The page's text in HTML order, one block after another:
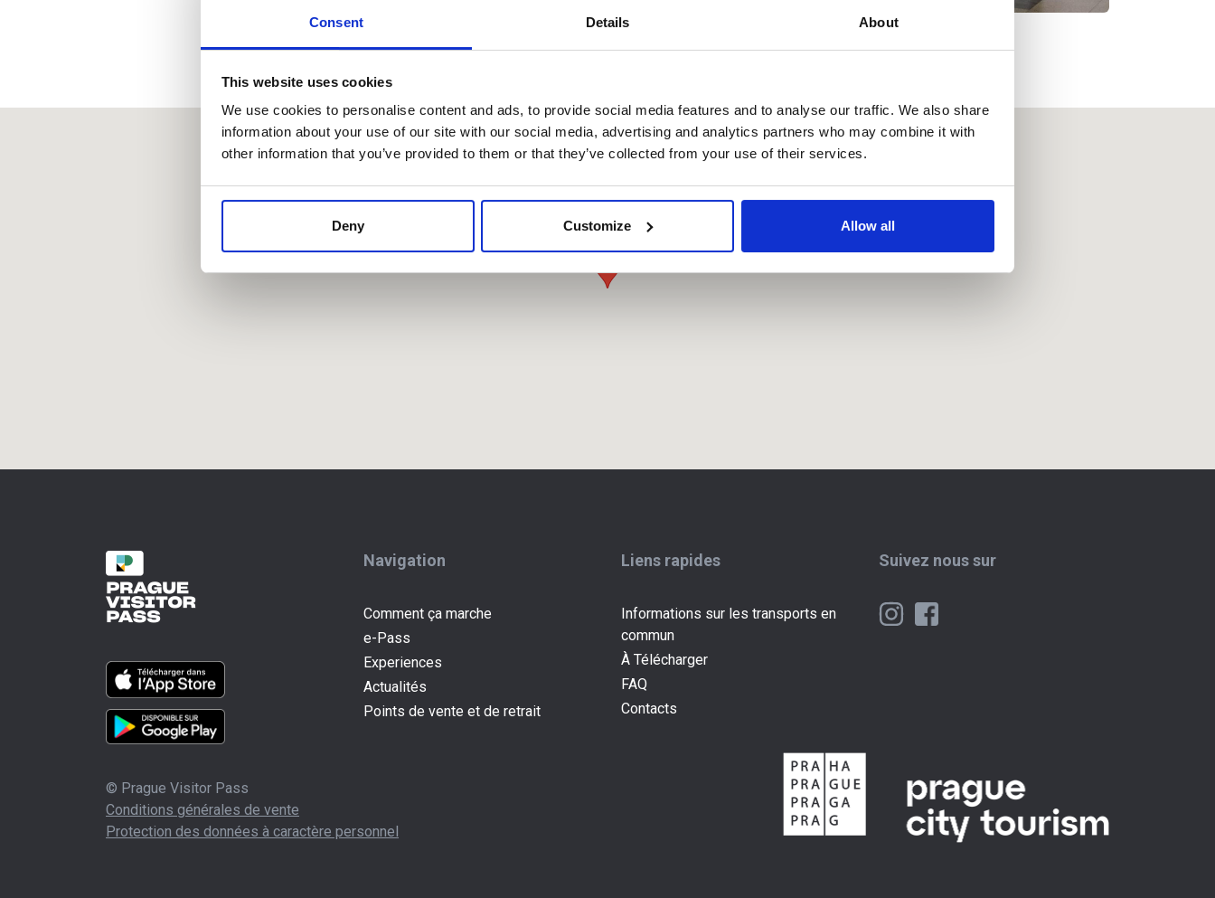
Consent Details About
This website uses cookies
We use cookies to personalise content and ads, to provide social media features and to analyse our traffic. We also share
information about your use of our site with our social media, advertising and analytics partners who may combine it with
other information that you’ve provided to them or that they’ve collected from your use of their services.
Deny Customize Allow all
Navigation
Comment ça marche
e-Pass
Experiences
Actualités
Points de vente et de retrait(current)
Liens rapides
Informations sur les transports en
commun
À Télécharger
FAQ
Contacts
Suivez nous sur
© Prague Visitor Pass
Conditions générales de vente
Protection des données à caractère personnel